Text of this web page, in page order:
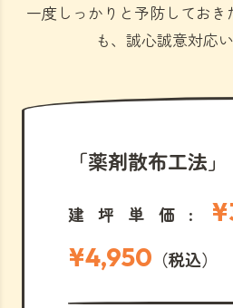
一度しっかりと予防しておき
も、誠心誠意対応
「薬剤散布工法」
建坪単価:
¥4,950 （税込）